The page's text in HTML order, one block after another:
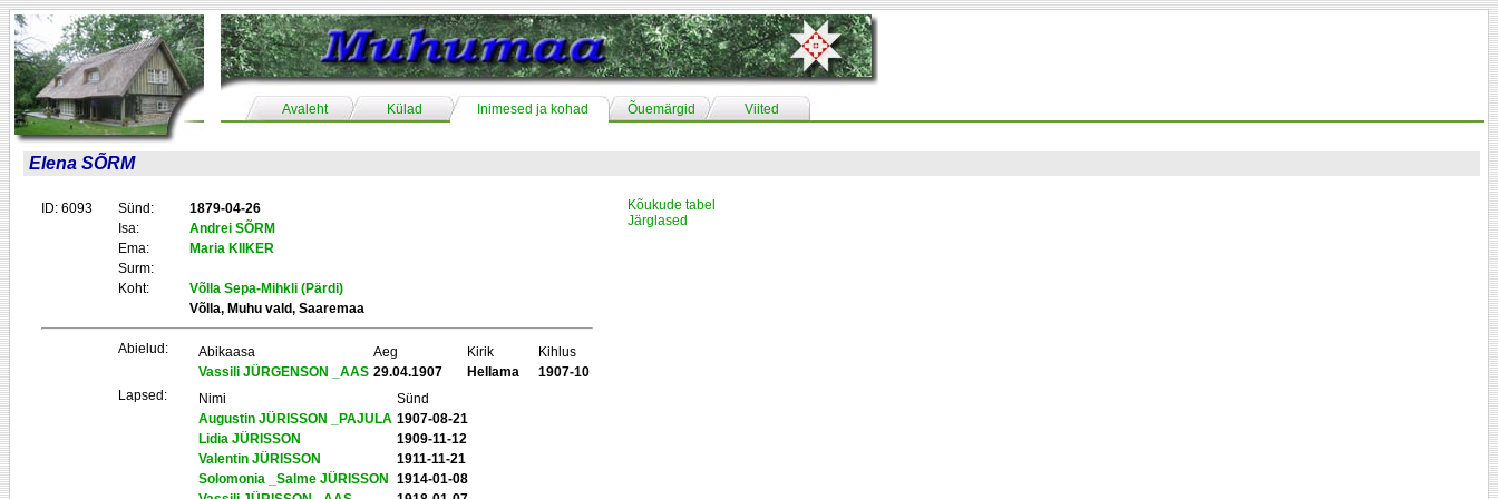
Avaleht Külad Inimesed ja kohad Õuemärgid Viited
Elena SÕRM
ID: 6093 Sünd:
1879-04-26
Isa:
Andrei SÕRM
Ema:
Maria KIIKER
Surm:
Koht:
Võlla Sepa-Mihkli (Pärdi)
Võlla, Muhu vald, Saaremaa
Abielud: Abikaasa Aeg Kirik
Kihlus
Vassili JÜRGENSON _AAS 29.04.1907 Hellama
1907-10
Lapsed:
Nimi
Sünd
Augustin JÜRISSON _PAJULA 1907-08-21
Lidia JÜRISSON
1909-11-12
Valentin JÜRISSON
1911-11-21
Solomonia _Salme JÜRISSON
1914-01-08
Kõukude tabel
Järglased